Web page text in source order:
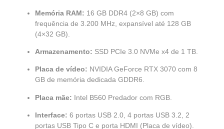
Memória RAM: 16 GB DDR4 (2×8 GB) com
frequência de 3.200 MHz, expansível até 128 GB
(4×32 GB).
Armazenamento: SSD PCIe 3.0 NVMe x4 de 1 TB.
Placa de vídeo: NVIDIA GeForce RTX 3070 com 8
GB de memória dedicada GDDR6.
Placa mãe: Intel B560 Predador com RGB.
Interface: 6 portas USB 2.0, 4 portas USB 3.2, 2
portas USB Tipo C e porta HDMI (Placa de vídeo).